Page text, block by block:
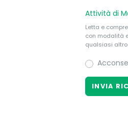
Attività di
Letta e
con modalità
qualsiasi